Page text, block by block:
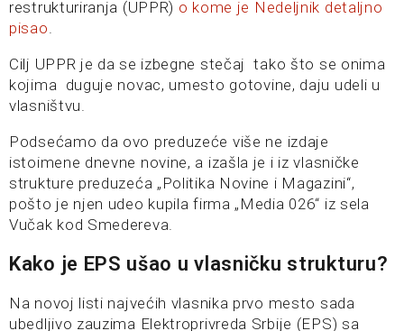
restrukturiranja (UPPR) o kome je Nedeljnik detaljno
pisao.
Cilj UPPR je da se izbegne stečaj tako što se onima
kojima duguje novac, umesto gotovine, daju udeli u
vlasništvu.
Podsećamo da ovo preduzeće više ne izdaje
istoimene dnevne novine, a izašla je i iz vlasničke
strukture preduzeća „Politika Novine i Magazini“,
pošto je njen udeo kupila firma „Media 026“ iz sela
Vučak kod Smedereva.
Kako je EPS ušao u vlasničku strukturu?
Na novoj listi najvećih vlasnika prvo mesto sada
ubedljivo zauzima Elektroprivreda Srbije (EPS) sa